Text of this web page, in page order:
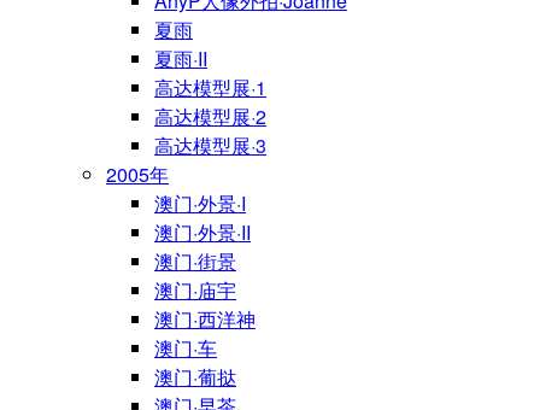
夏雨
夏雨·II
高达模型展·1
高达模型展·2
高达模型展·3
2005年
澳门·外景·I
澳门·外景·II
澳门·街景
澳门·庙宇
澳门·西洋神
澳门·车
澳门·葡挞